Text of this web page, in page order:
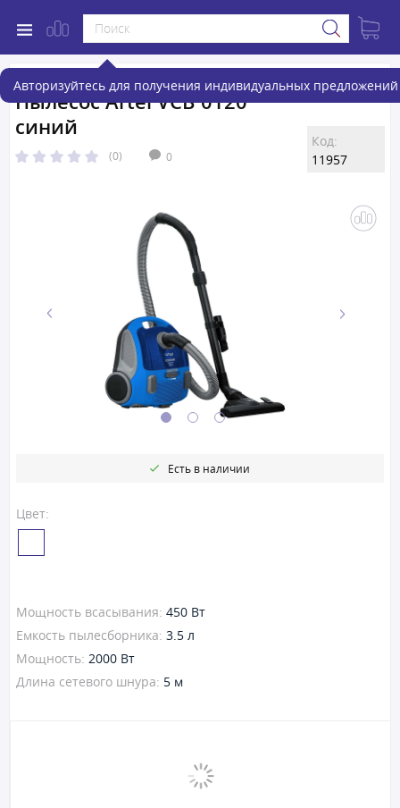
Авторизуйтесь для получения индивидуальных предложений
Пылесос Artel VCB 0120
синий
(0) 0
Код:
11957
Цвет:
Есть в наличии
Мощность всасывания: 450 Вт
Емкость пылесборника: 3.5 л
Мощность: 2000 Вт
Длина сетевого шнура: 5 м